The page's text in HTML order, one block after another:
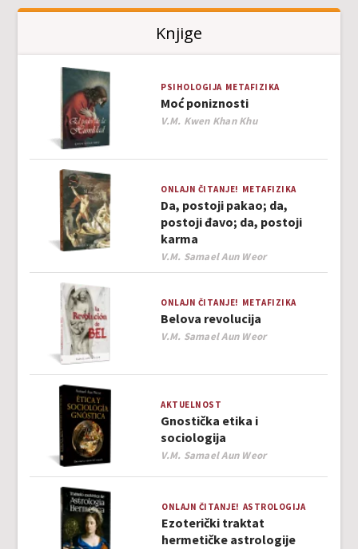
Knjige
PSIHOLOGIJA METAFIZIKA
Moć poniznosti
Author
V.M. Kwen Khan Khu
ONLAJN ČITANJE! METAFIZIKA
Da, postoji pakao; da,
postoji đavo; da, postoji
karma
Author
V.M. Samael Aun Weor
ONLAJN ČITANJE! METAFIZIKA
Belova revolucija
Author
V.M. Samael Aun Weor
AKTUELNOST
Gnostička etika i
sociologija
Author
V.M. Samael Aun Weor
ONLAJN ČITANJE! ASTROLOGIJA
Ezoterički traktat
hermetičke astrologije